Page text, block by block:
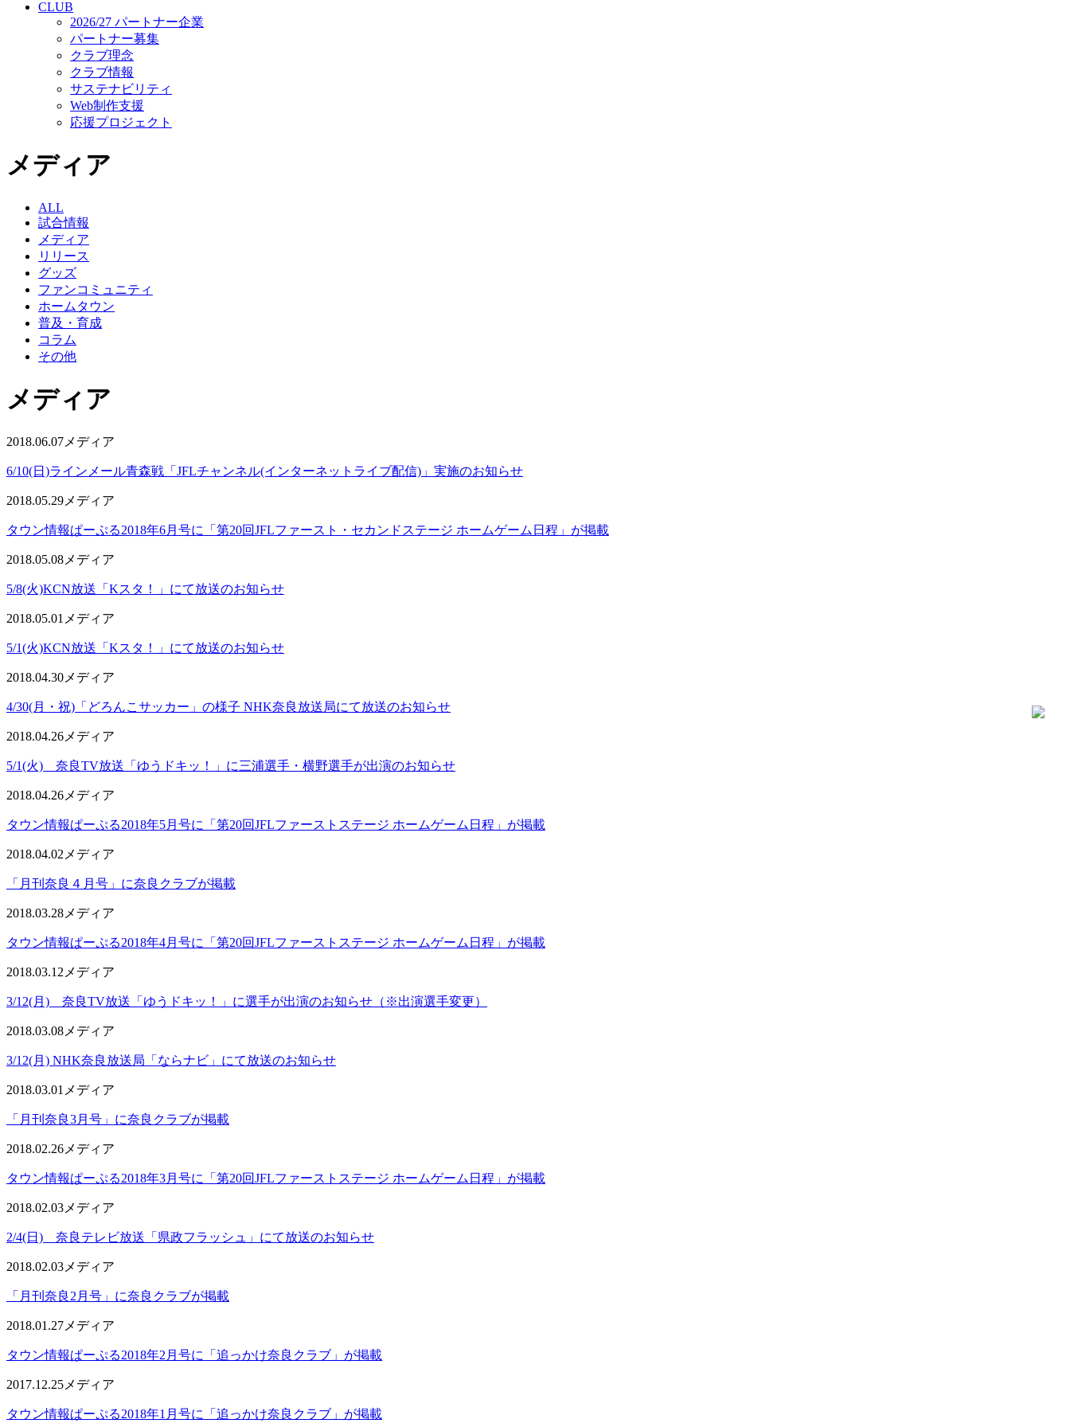
CLUB
2026/27 パートナー企業
パートナー募集
クラブ理念
クラブ情報
サステナビリティ
Web制作支援
応援プロジェクト
メディア
ALL
試合情報
メディア
リリース
グッズ
ファンコミュニティ
ホームタウン
普及・育成
コラム
その他
メディア
2018.06.07メディア
6/10(日)ラインメール青森戦「JFLチャンネル(インターネットライブ配信)」実施のお知らせ
2018.05.29メディア
タウン情報ぱーぷる2018年6月号に「第20回JFLファースト・セカンドステージ ホームゲーム日程」が掲載
2018.05.08メディア
5/8(火)KCN放送「Kスタ！」にて放送のお知らせ
2018.05.01メディア
5/1(火)KCN放送「Kスタ！」にて放送のお知らせ
2018.04.30メディア
4/30(月・祝)「どろんこサッカー」の様子 NHK奈良放送局にて放送のお知らせ
2018.04.26メディア
5/1(火) 奈良TV放送「ゆうドキッ！」に三浦選手・横野選手が出演のお知らせ
2018.04.26メディア
タウン情報ぱーぷる2018年5月号に「第20回JFLファーストステージ ホームゲーム日程」が掲載
2018.04.02メディア
「月刊奈良４月号」に奈良クラブが掲載
2018.03.28メディア
タウン情報ぱーぷる2018年4月号に「第20回JFLファーストステージ ホームゲーム日程」が掲載
2018.03.12メディア
3/12(月) 奈良TV放送「ゆうドキッ！」に選手が出演のお知らせ（※出演選手変更）
2018.03.08メディア
3/12(月) NHK奈良放送局「ならナビ」にて放送のお知らせ
2018.03.01メディア
「月刊奈良3月号」に奈良クラブが掲載
2018.02.26メディア
タウン情報ぱーぷる2018年3月号に「第20回JFLファーストステージ ホームゲーム日程」が掲載
2018.02.03メディア
2/4(日) 奈良テレビ放送「県政フラッシュ」にて放送のお知らせ
2018.02.03メディア
「月刊奈良2月号」に奈良クラブが掲載
2018.01.27メディア
タウン情報ぱーぷる2018年2月号に「追っかけ奈良クラブ」が掲載
2017.12.25メディア
タウン情報ぱーぷる2018年1月号に「追っかけ奈良クラブ」が掲載